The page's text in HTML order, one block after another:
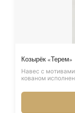
Козырёк «Терем»
Навес с мотивами
кованом